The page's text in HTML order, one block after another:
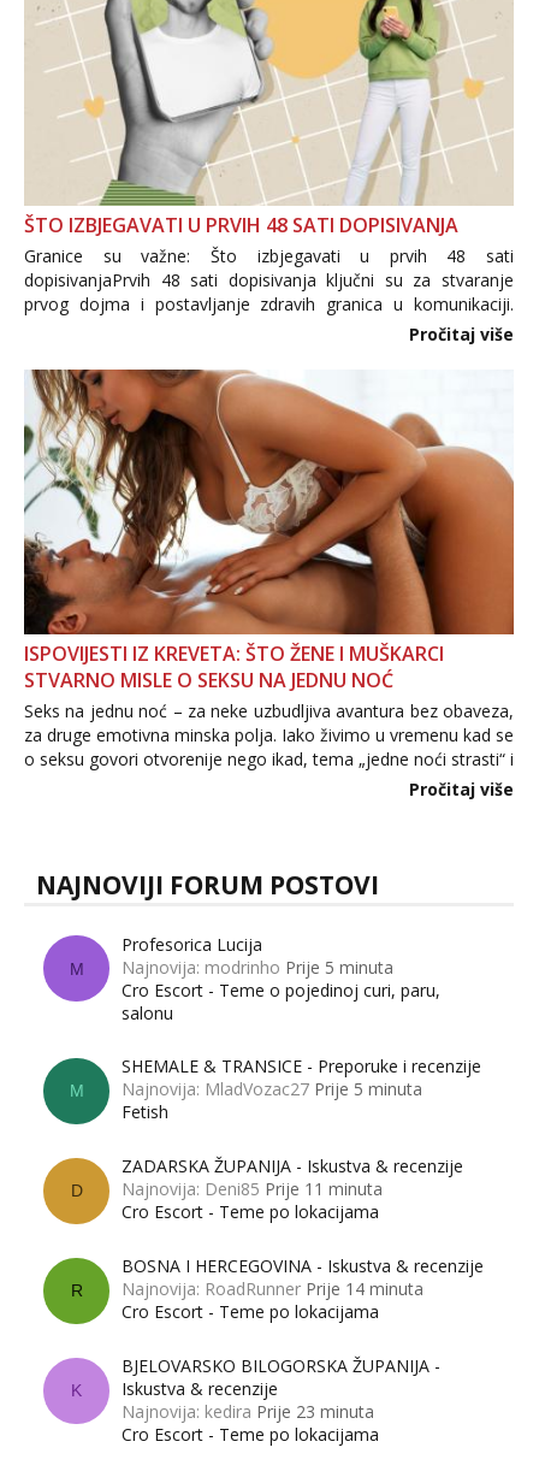
ŠTO IZBJEGAVATI U PRVIH 48 SATI DOPISIVANJA
Granice su važne: Što izbjegavati u prvih 48 sati
dopisivanjaPrvih 48 sati dopisivanja ključni su za stvaranje
prvog dojma i postavljanje zdravih granica u komunikaciji.
Važno je izbjeći prebrzo otkrivanje osobnih ili intimnih
povjerenje. Takođe...
Pročitaj više
ISPOVIJESTI IZ KREVETA: ŠTO ŽENE I MUŠKARCI
STVARNO MISLE O SEKSU NA JEDNU NOĆ
Seks na jednu noć – za neke uzbudljiva avantura bez obaveza,
za druge emotivna minska polja. Iako živimo u vremenu kad se
o seksu govori otvorenije nego ikad, tema „jedne noći strasti“ i
dalje izaziva burne rasprave. Što zapravo misle žene, a što
Pročitaj više
NAJNOVIJI FORUM POSTOVI
M
Profesorica Lucija
Najnovija: modrinho Prije 5 minuta
Cro Escort - Teme o pojedinoj curi, paru,
salonu
M
SHEMALE & TRANSICE - Preporuke i recenzije
Najnovija: MladVozac27 Prije 5 minuta
Fetish
D
ZADARSKA ŽUPANIJA - Iskustva & recenzije
Najnovija: Deni85 Prije 11 minuta
Cro Escort - Teme po lokacijama
R
BOSNA I HERCEGOVINA - Iskustva & recenzije
Najnovija: RoadRunner Prije 14 minuta
Cro Escort - Teme po lokacijama
K
BJELOVARSKO BILOGORSKA ŽUPANIJA -
Iskustva & recenzije
Najnovija: kedira Prije 23 minuta
Cro Escort - Teme po lokacijama